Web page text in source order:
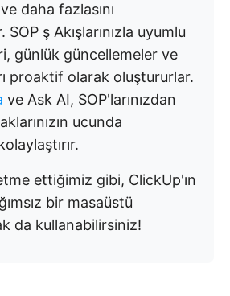
daha fazlasını
ş Akışlarınızla uyumlu
günlük güncellemeler ve
proaktif olarak oluştururlar.
ve Ask AI, SOP'larınızdan
ucunda
ettiğimiz gibi, ClickUp'ın
bir masaüstü
da kullanabilirsiniz!